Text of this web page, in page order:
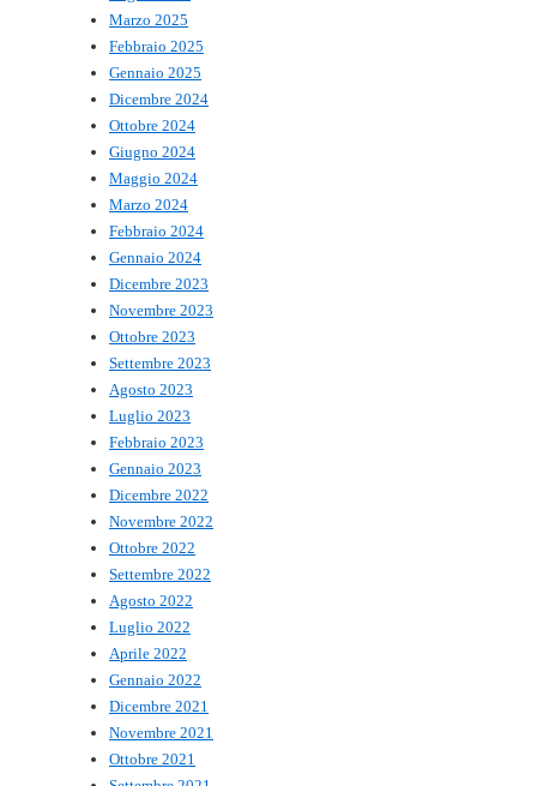
Marzo 2025
Febbraio 2025
Gennaio 2025
Dicembre 2024
Ottobre 2024
Giugno 2024
Maggio 2024
Marzo 2024
Febbraio 2024
Gennaio 2024
Dicembre 2023
Novembre 2023
Ottobre 2023
Settembre 2023
Agosto 2023
Luglio 2023
Febbraio 2023
Gennaio 2023
Dicembre 2022
Novembre 2022
Ottobre 2022
Settembre 2022
Agosto 2022
Luglio 2022
Aprile 2022
Gennaio 2022
Dicembre 2021
Novembre 2021
Ottobre 2021